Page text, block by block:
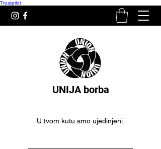
Trustpilot
UNIJA borba
U tvom kutu smo ujedinjeni.